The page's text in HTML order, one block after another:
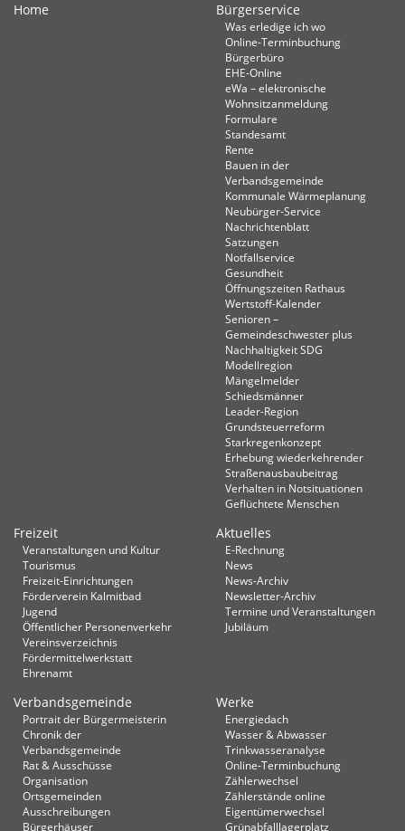
Home Bürgerservice
Was erledige ich wo
Online-Terminbuchung
Bürgerbüro
EHE-Online
eWa – elektronische
Wohnsitzanmeldung
Formulare
Standesamt
Rente
Bauen in der
Verbandsgemeinde
Kommunale Wärmeplanung
Neubürger-Service
Nachrichtenblatt
Satzungen
Notfallservice
Gesundheit
Öffnungszeiten Rathaus
Wertstoff-Kalender
Senioren –
Gemeindeschwester plus
Nachhaltigkeit SDG
Modellregion
Mängelmelder
Schiedsmänner
Leader-Region
Grundsteuerreform
Starkregenkonzept
Erhebung wiederkehrender
Straßenausbaubeitrag
Verhalten in Not­situationen
Geflüchtete Menschen
Freizeit
Veranstaltungen und Kultur
Tourismus
Freizeit-Einrichtungen
Förderverein Kalmitbad
Jugend
Öffentlicher Personenverkehr
Vereinsverzeichnis
Fördermittelwerkstatt
Ehrenamt
Aktuelles
E-Rechnung
News
News-Archiv
Newsletter-Archiv
Termine und Veranstaltungen
Jubiläum
Verbandsgemeinde
Portrait der Bürgermeisterin
Chronik der
Verbandsgemeinde
Rat & Ausschüsse
Organisation
Ortsgemeinden
Ausschreibungen
Bürgerhäuser
Werke
Energiedach
Wasser & Abwasser
Trinkwasseranalyse
Online-Terminbuchung
Zählerwechsel
Zählerstände online
Eigentümerwechsel
Grünabfalllagerplatz